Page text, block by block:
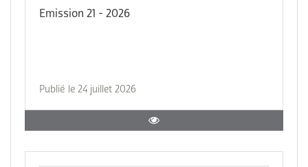
Emission 21 - 2026
Publié le 24 juillet 2026